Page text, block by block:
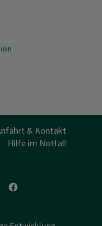
& Kontakt
Hilfe im Notfall
Facebook